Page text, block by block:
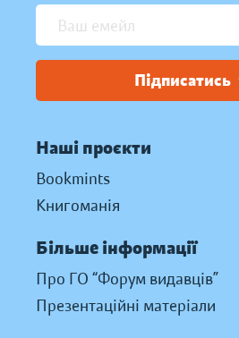
Підписатись
Наші проєкти
Bookmints
Книгоманія
Більше інформації
Про ГО “Форум видавців”
Презентаційні матеріали